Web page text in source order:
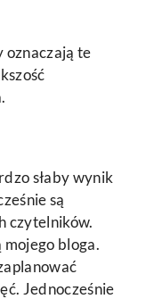
oznaczają te
słaby wynik
są
czytelników.
bloga.
Jednocześnie